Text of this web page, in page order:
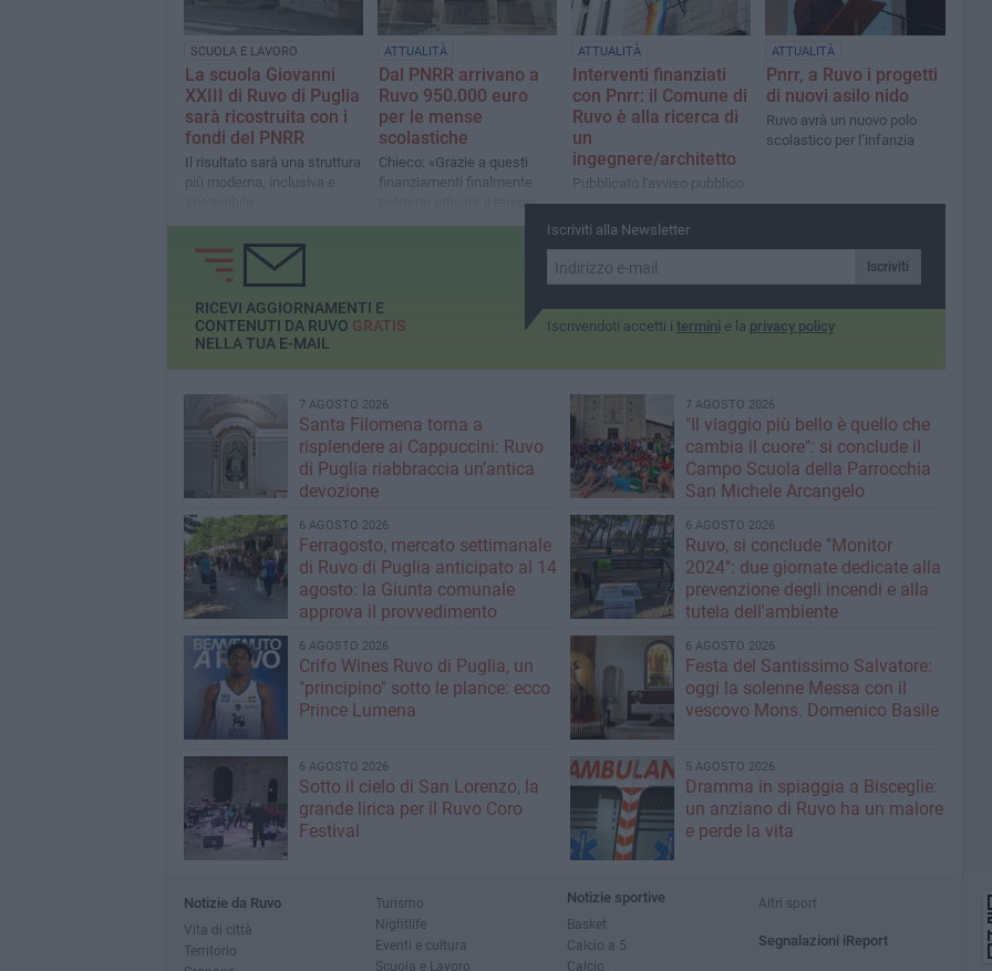
SCUOLA E LAVORO
La scuola Giovanni
XXIII di Ruvo di Puglia
sarà ricostruita con i
fondi del PNRR
Il risultato sarà una struttura
più moderna, inclusiva e
ATTUALITÀ
Dal PNRR arrivano a
Ruvo 950.000 euro
per le mense
scolastiche
Chieco: «Grazie a questi
finanziamenti finalmente
potremo attivare il tempo
pieno anche per gli alunni
ATTUALITÀ
Interventi finanziati
con Pnrr: il Comune di
Ruvo è alla ricerca di
un
ingegnere/architetto
Pubblicato l'avviso pubblico
ATTUALITÀ
Pnrr, a Ruvo i progetti
di nuovi asilo nido
Ruvo avrà un nuovo polo
scolastico per l’infanzia
Iscriviti alla Newsletter
Iscriviti
Iscrivendoti accetti i termini e la privacy policy
RICEVI AGGIORNAMENTI E
CONTENUTI DA RUVO GRATIS
NELLA TUA E-MAIL
7 AGOSTO 2026
Santa Filomena torna a
risplendere ai Cappuccini: Ruvo
di Puglia riabbraccia un’antica
devozione
7 AGOSTO 2026
"Il viaggio più bello è quello che
cambia il cuore": si conclude il
Campo Scuola della Parrocchia
San Michele Arcangelo
6 AGOSTO 2026
Ferragosto, mercato settimanale
di Ruvo di Puglia anticipato al 14
agosto: la Giunta comunale
approva il provvedimento
6 AGOSTO 2026
Ruvo, si conclude "Monitor
2024": due giornate dedicate alla
prevenzione degli incendi e alla
tutela dell'ambiente
6 AGOSTO 2026
Crifo Wines Ruvo di Puglia, un
"principino" sotto le plance: ecco
Prince Lumena
6 AGOSTO 2026
Festa del Santissimo Salvatore:
oggi la solenne Messa con il
vescovo Mons. Domenico Basile
6 AGOSTO 2026
Sotto il cielo di San Lorenzo, la
grande lirica per il Ruvo Coro
Festival
5 AGOSTO 2026
Dramma in spiaggia a Bisceglie:
un anziano di Ruvo ha un malore
e perde la vita
Notizie da Ruvo
Vita di città
Territorio
Turismo
Nightlife
Eventi e cultura
Scuola e Lavoro
Notizie sportive
Basket
Calcio a 5
Calcio
Altri sport
Segnalazioni iReport